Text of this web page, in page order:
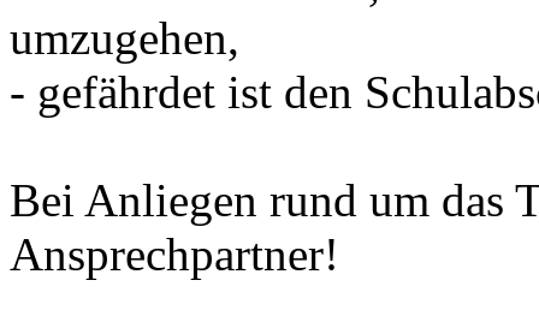
umzugehen,
- gefährdet ist den
Bei Anliegen rund um das
Ansprechpartner!